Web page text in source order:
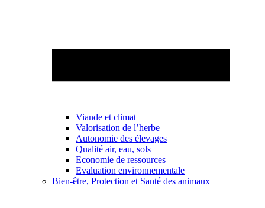
Viande et climat
Valorisation de l’herbe
Autonomie des élevages
Qualité air, eau, sols
Economie de ressources
Evaluation environnementale
Bien-être, Protection et Santé des animaux